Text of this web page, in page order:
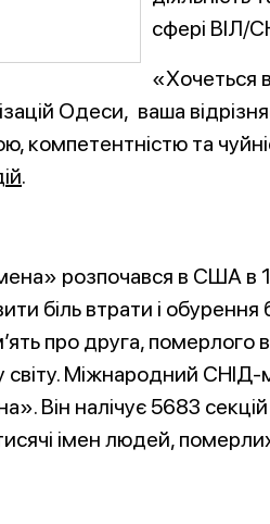
сфері ВІЛ/
«Хочеться
Одеси, ваша
компетентністю та
.
розпочався в США в
біль втрати і
про друга, померлого
Міжнародний
Він налічує 5683
імен людей,